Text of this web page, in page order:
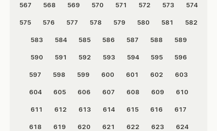
567 568 569 570 571 572 573 574
575 576 577 578 579 580 581 582
583 584 585 586 587 588 589
590 591 592 593 594 595 596
597 598 599 600 601 602 603
604 605 606 607 608 609 610
611 612 613 614 615 616 617
618 619 620 621 622 623 624